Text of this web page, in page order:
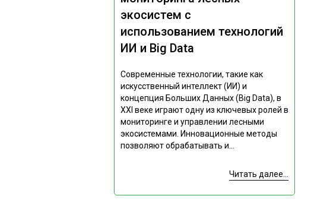
экосистем с
использованием технологий
ИИ и Big Data
Современные технологии, такие как
искусственный интеллект (ИИ) и
концепция Больших Данных (Big Data), в
XXI веке играют одну из ключевых ролей в
мониторинге и управлении лесными
экосистемами. Инновационные методы
позволяют обрабатывать и...
Читать далее...